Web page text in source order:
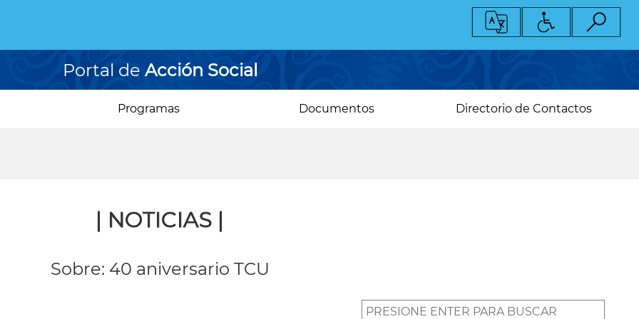
Portal de Acción Social
Programas Documentos Directorio de Contactos
| NOTICIAS |
Sobre: 40 aniversario TCU